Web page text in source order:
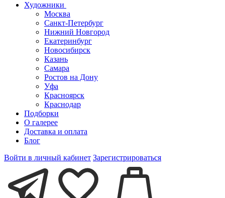
Художники
Москва
Санкт-Петербург
Нижний Новгород
Екатеринбург
Новосибирск
Казань
Самара
Ростов на Дону
Уфа
Красноярск
Краснодар
Подборки
О галерее
Доставка и оплата
Блог
Войти в личный кабинет Зарегистрироваться